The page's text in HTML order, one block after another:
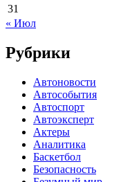
31
« Июл
Рубрики
Автоновости
Автособытия
Автоспорт
Автоэксперт
Актеры
Аналитика
Баскетбол
Безопасность